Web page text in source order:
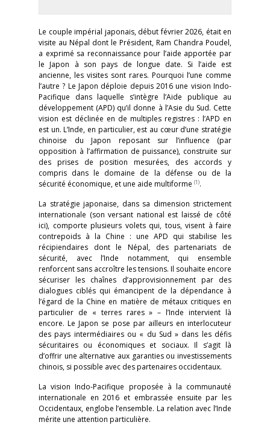
Le couple impérial japonais, début février 2026, était en
visite au Népal dont le Président, Ram Chandra Poudel,
a exprimé sa reconnaissance pour l’aide apportée par
le Japon à son pays de longue date. Si l’aide est
ancienne, les visites sont rares. Pourquoi l’une comme
l’autre ? Le Japon déploie depuis 2016 une vision Indo-
Pacifique dans laquelle s’intègre l’Aide publique au
développement (APD) qu’il donne à l’Asie du Sud. Cette
vision est déclinée en de multiples registres : l’APD en
est un. L’Inde, en particulier, est au cœur d’une stratégie
chinoise du Japon reposant sur l’influence (par
opposition à l’affirmation de puissance), construite sur
des prises de position mesurées, des accords y
compris dans le domaine de la défense ou de la
sécurité économique, et une aide multiforme (1).
La stratégie japonaise, dans sa dimension strictement
internationale (son versant national est laissé de côté
ici), comporte plusieurs volets qui, tous, visent à faire
contrepoids à la Chine : une APD qui stabilise les
récipiendaires dont le Népal, des partenariats de
sécurité, avec l’Inde notamment, qui ensemble
renforcent sans accroître les tensions. Il souhaite encore
sécuriser les chaînes d’approvisionnement par des
dialogues ciblés qui émancipent de la dépendance à
l’égard de la Chine en matière de métaux critiques en
particulier de « terres rares » – l’Inde intervient là
encore. Le Japon se pose par ailleurs en interlocuteur
des pays intermédiaires ou « du Sud » dans les défis
sécuritaires ou économiques et sociaux. Il s’agit là
d’offrir une alternative aux garanties ou investissements
chinois, si possible avec des partenaires occidentaux.
La vision Indo-Pacifique proposée à la communauté
internationale en 2016 et embrassée ensuite par les
Occidentaux, englobe l’ensemble. La relation avec l’Inde
mérite une attention particulière.